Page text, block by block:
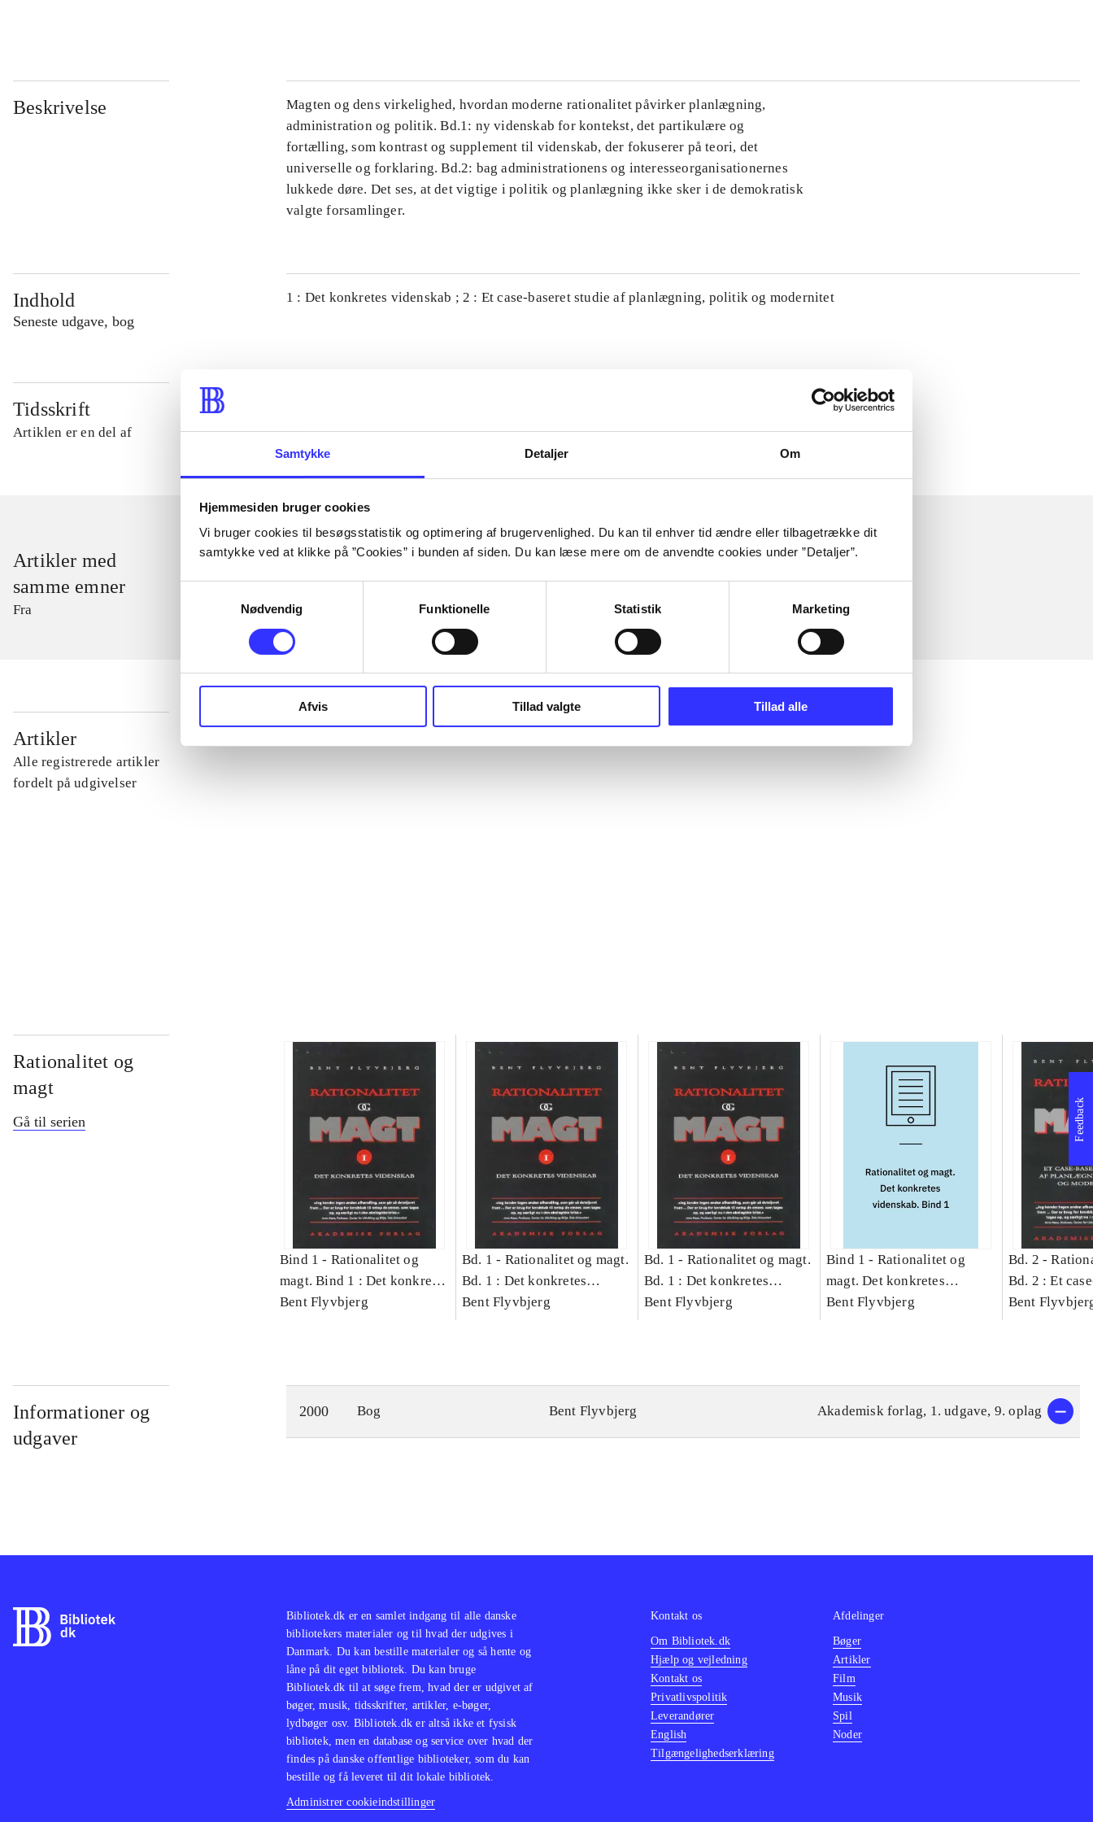
Samtykke Detaljer Om
Hjemmesiden bruger cookies
Vi bruger cookies til besøgsstatistik og optimering af brugervenlighed. Du kan til enhver tid ændre eller tilbagetrække dit
samtykke ved at klikke på ”Cookies” i bunden af siden. Du kan læse mere om de anvendte cookies under ”Detaljer”.
Nødvendig
Funktionelle Statistik Marketing
Afvis Tillad valgte Tillad alle
Beskrivelse
Magten og dens virkelighed, hvordan moderne rationalitet påvirker planlægning,
administration og politik. Bd.1: ny videnskab for kontekst, det partikulære og
fortælling, som kontrast og supplement til videnskab, der fokuserer på teori, det
universelle og forklaring. Bd.2: bag administrationens og interesseorganisationernes
lukkede døre. Det ses, at det vigtige i politik og planlægning ikke sker i de demokratisk
valgte forsamlinger.
Indhold
Seneste udgave, bog
1 : Det konkretes videnskab ; 2 : Et case-baseret studie af planlægning, politik og modernitet
Tidsskrift
Artiklen er en del af
Artikler med
samme emner
Fra
Artikler
Alle registrerede artikler
fordelt på udgivelser
...
Rationalitet og
magt
Gå til serien
Bind 1 - Rationalitet og
magt. Bind 1 : Det konkretes
videnskab
Bent Flyvbjerg
Bd. 1 - Rationalitet og magt.
Bd. 1 : Det konkretes
videnskab
Bent Flyvbjerg
Bd. 1 - Rationalitet og magt.
Bd. 1 : Det konkretes
videnskab
Bent Flyvbjerg
Bind 1 - Rationalitet og
magt. Det konkretes
videnskab. Bind 1
Bent Flyvbjerg
Bd. 2 -
Bd. 2 : Et
studie af
Bent
Informationer og
udgaver
2000 Bog Bent Flyvbjerg Akademisk forlag, 1. udgave, 9. oplag
Feedback
Bibliotek.dk er en samlet indgang til alle danske
bibliotekers materialer og til hvad der udgives i
Danmark. Du kan bestille materialer og så hente og
låne på dit eget bibliotek. Du kan bruge
Bibliotek.dk til at søge frem, hvad der er udgivet af
bøger, musik, tidsskrifter, artikler, e-bøger,
lydbøger osv. Bibliotek.dk er altså ikke et fysisk
bibliotek, men en database og service over hvad der
findes på danske offentlige biblioteker, som du kan
bestille og få leveret til dit lokale bibliotek.
Administrer cookieindstillinger
Kontakt os
Om Bibliotek.dk
Hjælp og vejledning
Kontakt os
Privatlivspolitik
Leverandører
English
Tilgængelighedserklæring
Afdelinger
Bøger
Artikler
Film
Musik
Spil
Noder